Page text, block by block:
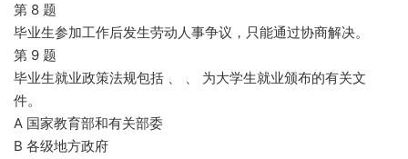
第 8 题
毕业生参加工作后发生劳动人事争议，只能通过协商解决。
第 9 题
毕业生就业政策法规包括 、 、 为大学生就业颁布的有关文
件。
A 国家教育部和有关部委
B 各级地方政府